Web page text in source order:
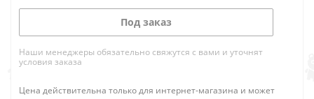
Под заказ
Наши менеджеры обязательно свяжутся с вами и уточнят
условия заказа
Цена действительна только для интернет-магазина и может